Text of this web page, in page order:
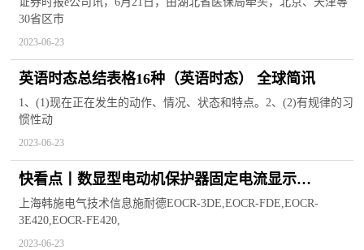
30省区市
2023-06-23
英语时态总结表格16种（英语时态） 全球简讯
1、(1)现在正在发生的动作、情况、状态和特点。2、(2)有规律的习
惯性动
2023-06-23
快看点丨数显型电动机保护器固定电流显示
EOCRPMZ/PFZ
上海韩施电气技术信息施耐德EOCR-3DE,EOCR-FDE,EOCR-
3E420,EOCR-FE420,
2023-06-23